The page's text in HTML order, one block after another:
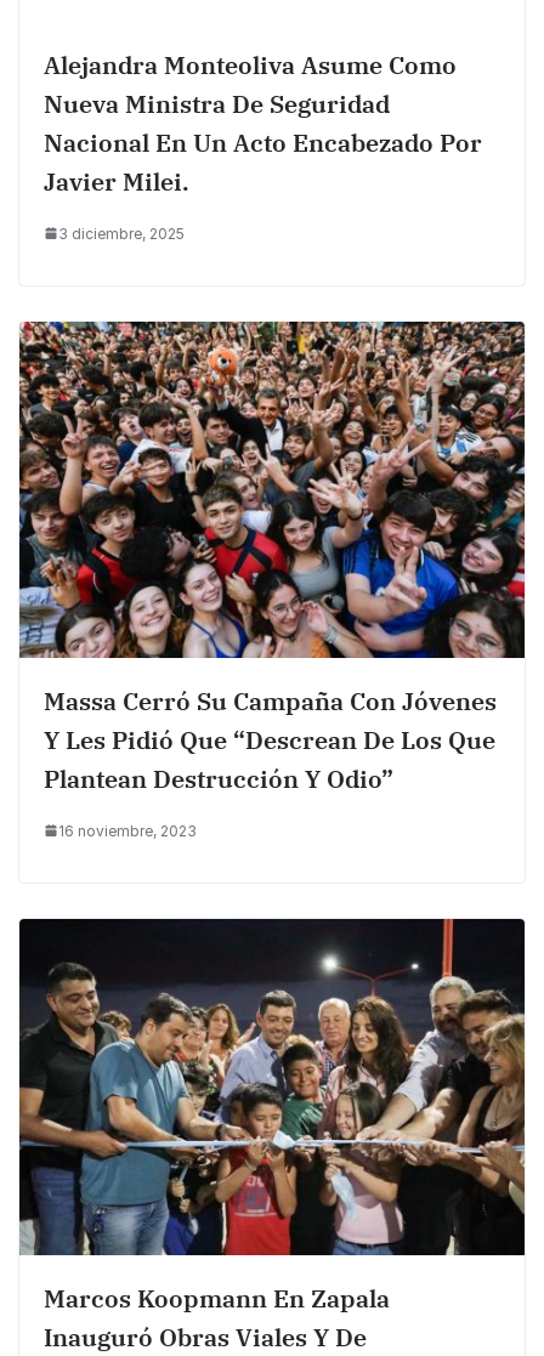
Alejandra Monteoliva Asume Como
Nueva Ministra De Seguridad
Nacional En Un Acto Encabezado Por
Javier Milei.
3 diciembre, 2025
Massa Cerró Su Campaña Con Jóvenes
Y Les Pidió Que “descrean De Los Que
Plantean Destrucción Y Odio”
16 noviembre, 2023
Marcos Koopmann En Zapala
Inauguró Obras Viales Y De